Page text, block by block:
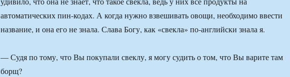
автоматических пин-кодах. А когда нужно взвешивать овощи, необходимо ввести
название, и она его не знала. Слава Богу, как «свекла» по-английски знала я.
— Судя по тому, что Вы покупали свеклу, я могу судить о том, что Вы варите там
борщ?